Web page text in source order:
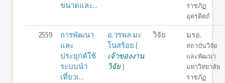
ขนาดและ...
ราชภัฏ
อุตรดิตถ์
2559
การพัฒนา
และ
ประยุกต์ใช้
ระบบนำ
เที่ยวเ...
อ.วรพล มะ
โนสร้อย (
เจ้าของงาน
วิจัย)
วิจัย มรอ.
สถาบันวิจัย
และพัฒนา
มหาวิทยาลัย
ราชภัฏ